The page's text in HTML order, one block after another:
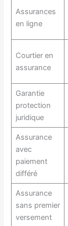
Assurances
en ligne
Courtier en
assurance
Garantie
protection
juridique
Assurance
avec
paiement
différé
Assurance
sans premier
versement